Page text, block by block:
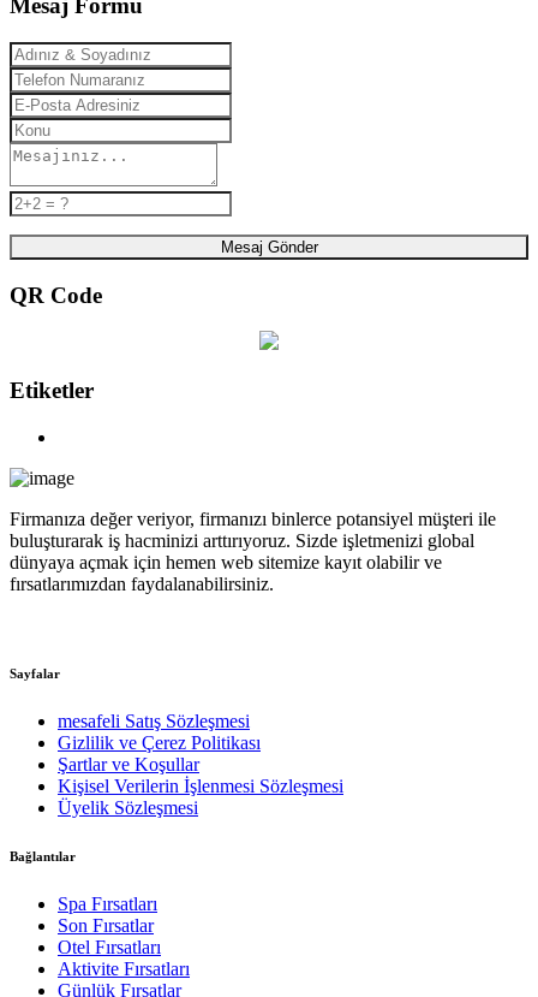
Mesaj Formu
Mesaj Gönder
QR Code
Etiketler
Firmanıza değer veriyor, firmanızı binlerce potansiyel müşteri ile
buluşturarak iş hacminizi arttırıyoruz. Sizde işletmenizi global
dünyaya açmak için hemen web sitemize kayıt olabilir ve
fırsatlarımızdan faydalanabilirsiniz.
Sayfalar
mesafeli Satış Sözleşmesi
Gizlilik ve Çerez Politikası
Şartlar ve Koşullar
Kişisel Verilerin İşlenmesi Sözleşmesi
Üyelik Sözleşmesi
Bağlantılar
Spa Fırsatları
Son Fırsatlar
Otel Fırsatları
Aktivite Fırsatları
Günlük Fırsatlar